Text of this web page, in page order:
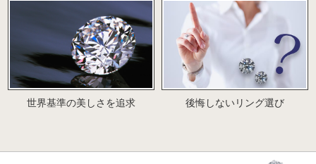
世界基準の美しさを追求 後悔しないリング選び